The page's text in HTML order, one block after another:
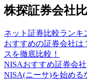
株探証券会社
ネット証券比較ランキ
おすすめの証券会社
スを徹底比較！
NISAおすすめ証券会社
NISA(ニーサ)を始める